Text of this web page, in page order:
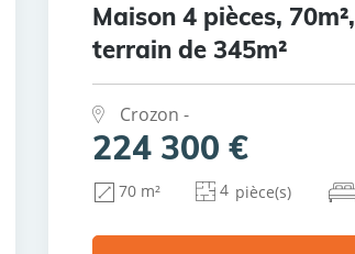
Maison 4 pièces, 70m²,
terrain de 345m²
Crozon -
224 300 €
70 m² 4 pièce(s)